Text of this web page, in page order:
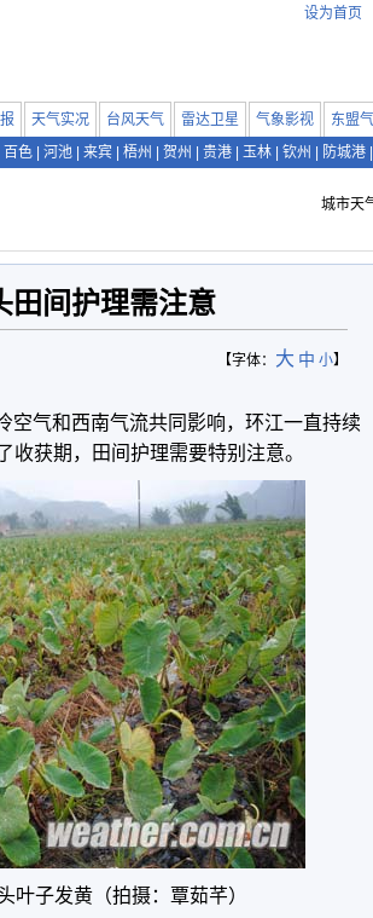
设为首页
天气实况 台风天气 雷达卫星 气象影视 东盟
百色 河池 来宾 梧州 贺州 贵港 玉林 钦州 防城港
城市天
田间护理需注意
【字体： 大 中 小】
空气和西南气流共同影响，环江一直持续
收获期，田间护理需要特别注意。
叶子发黄（拍摄：覃茹芊）